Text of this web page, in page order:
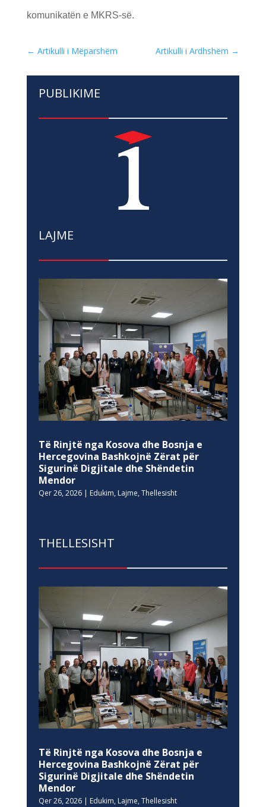
komunikatën e MKRS-së.
← Artikulli i Mëparshëm Artikulli i Ardhshëm →
PUBLIKIME
LAJME
Të Rinjtë nga Kosova dhe Bosnja e
Hercegovina Bashkojnë Zërat për
Sigurinë Digjitale dhe Shëndetin
Mendor
Qer 26, 2026| Edukim, Lajme, Thellesisht
THELLESISHT
Të Rinjtë nga Kosova dhe Bosnja e
Hercegovina Bashkojnë Zërat për
Sigurinë Digjitale dhe Shëndetin
Mendor
Qer 26, 2026| Edukim, Lajme, Thellesisht